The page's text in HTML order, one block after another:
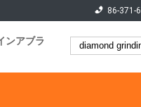
86-371-
ンアブラ